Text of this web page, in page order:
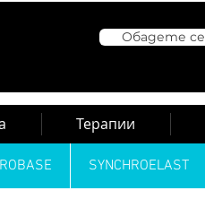
Обадете се
Терапии
SYNCHROELAST